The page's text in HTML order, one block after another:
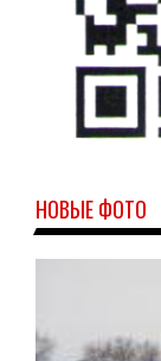
НОВЫЕ ФОТО